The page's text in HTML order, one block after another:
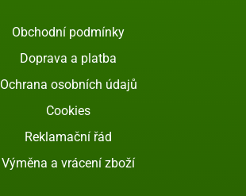
Obchodní podmínky
Doprava a platba
Ochrana osobních údajů
Cookies
Reklamační řád
Výměna a vrácení zboží